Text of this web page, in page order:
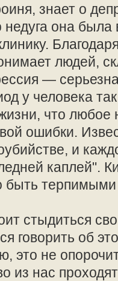
знает о
недуга она
людей,
—
у человека
что
ошибки.
и
каплей".
быть
стыдиться
говорить об
это не
из нас